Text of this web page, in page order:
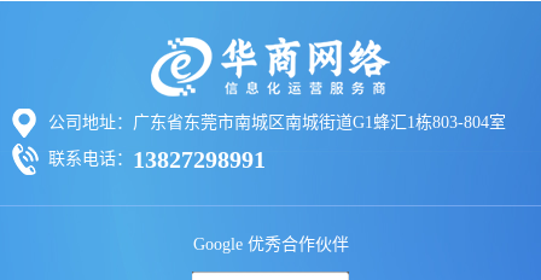
公司地址：广东省东莞市南城区南城街道G1蜂汇1栋803-804室
联系电话： 13827298991
Google 优秀合作伙伴